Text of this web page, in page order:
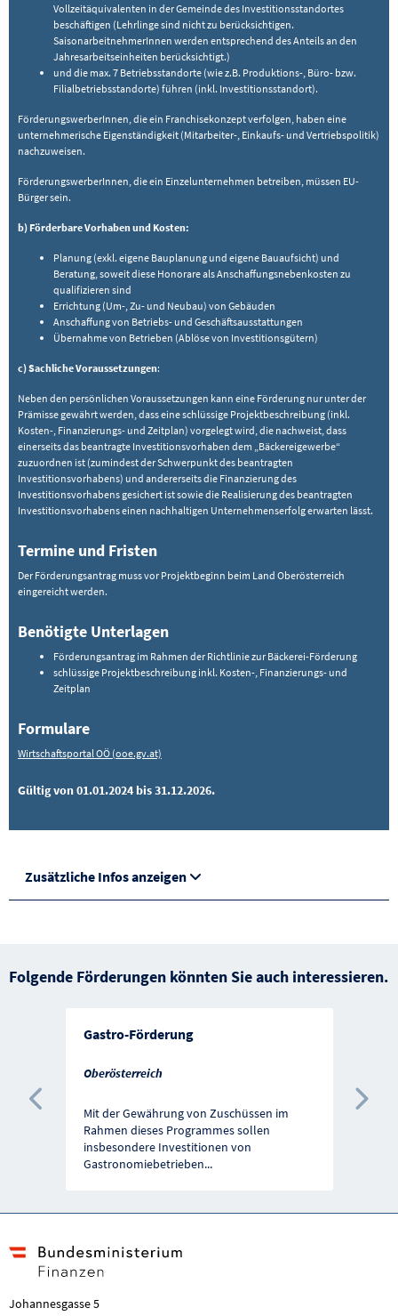
Vollzeitäquivalenten in der Gemeinde des Investitionsstandortes
beschäftigen (Lehrlinge sind nicht zu berücksichtigen.
SaisonarbeitnehmerInnen werden entsprechend des Anteils an den
Jahresarbeitseinheiten berücksichtigt.)
und die max. 7 Betriebsstandorte (wie z.B. Produktions-, Büro- bzw.
Filialbetriebsstandorte) führen (inkl. Investitionsstandort).
FörderungswerberInnen, die ein Franchisekonzept verfolgen, haben eine
unternehmerische Eigenständigkeit (Mitarbeiter-, Einkaufs- und Vertriebspolitik)
nachzuweisen.
FörderungswerberInnen, die ein Einzelunternehmen betreiben, müssen EU-
Bürger sein.
b) Förderbare Vorhaben und Kosten:
Planung (exkl. eigene Bauplanung und eigene Bauaufsicht) und
Beratung, soweit diese Honorare als Anschaffungsnebenkosten zu
qualifizieren sind
Errichtung (Um-, Zu- und Neubau) von Gebäuden
Anschaffung von Betriebs- und Geschäftsausstattungen
Übernahme von Betrieben (Ablöse von Investitionsgütern)
c) Sachliche Voraussetzungen:
Neben den persönlichen Voraussetzungen kann eine Förderung nur unter der
Prämisse gewährt werden, dass eine schlüssige Projektbeschreibung (inkl.
Kosten-, Finanzierungs- und Zeitplan) vorgelegt wird, die nachweist, dass
einerseits das beantragte Investitionsvorhaben dem „Bäckereigewerbe“
zuzuordnen ist (zumindest der Schwerpunkt des beantragten
Investitionsvorhabens) und andererseits die Finanzierung des
Investitionsvorhabens gesichert ist sowie die Realisierung des beantragten
Investitionsvorhabens einen nachhaltigen Unternehmenserfolg erwarten lässt.
Termine und Fristen
Der Förderungsantrag muss vor Projektbeginn beim Land Oberösterreich
eingereicht werden.
Benötigte Unterlagen
Förderungsantrag im Rahmen der Richtlinie zur Bäckerei-Förderung
schlüssige Projektbeschreibung inkl. Kosten-, Finanzierungs- und
Zeitplan
Formulare
Wirtschaftsportal OÖ (ooe.gv.at)
Gültig von 01.01.2024 bis 31.12.2026.
Zusätzliche Infos anzeigen
Folgende Förderungen könnten Sie auch interessieren.
Gastro-Förderung
Oberösterreich
Mit der Gewährung von Zuschüssen im
Rahmen dieses Programmes sollen
insbesondere Investitionen von
Gastronomiebetrieben...
Vorherige Förderung
Johannesgasse 5